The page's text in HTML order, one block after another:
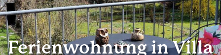
Ferienwohnung in Villa